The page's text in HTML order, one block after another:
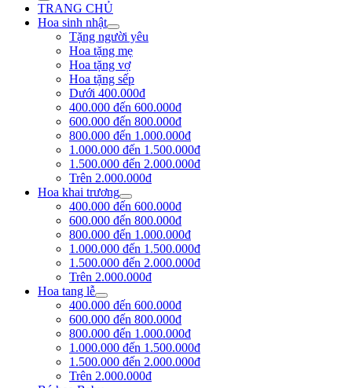
TRANG CHỦ
Hoa sinh nhật
Tặng người yêu
Hoa tặng mẹ
Hoa tặng vợ
Hoa tặng sếp
Dưới 400.000đ
400.000 đến 600.000đ
600.000 đến 800.000đ
800.000 đến 1.000.000đ
1.000.000 đến 1.500.000đ
1.500.000 đến 2.000.000đ
Trên 2.000.000đ
Hoa khai trương
400.000 đến 600.000đ
600.000 đến 800.000đ
800.000 đến 1.000.000đ
1.000.000 đến 1.500.000đ
1.500.000 đến 2.000.000đ
Trên 2.000.000đ
Hoa tang lễ
400.000 đến 600.000đ
600.000 đến 800.000đ
800.000 đến 1.000.000đ
1.000.000 đến 1.500.000đ
1.500.000 đến 2.000.000đ
Trên 2.000.000đ